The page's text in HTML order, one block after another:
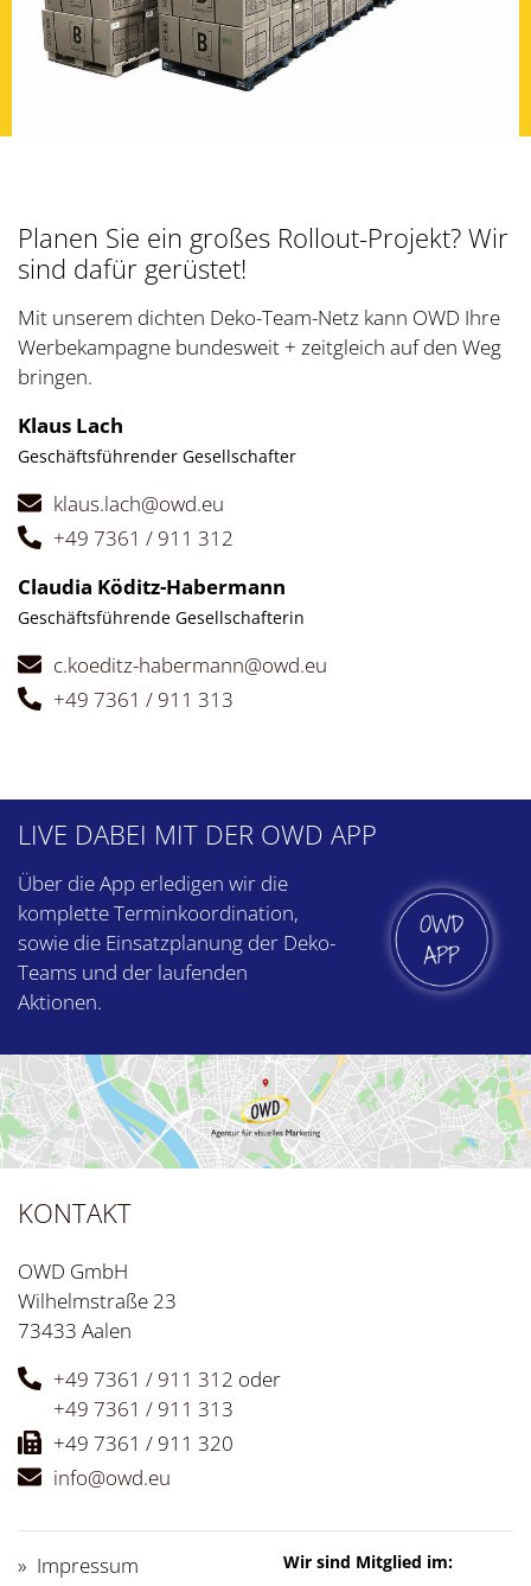
Planen Sie ein großes Rollout-Projekt? Wir
sind dafür gerüstet!
Mit unserem dichten Deko-Team-Netz kann OWD Ihre
Werbekampagne bundesweit + zeitgleich auf den Weg
bringen.
Klaus Lach
Geschäftsführender Gesellschafter
klaus.lach@owd.eu
+49 7361 / 911 312
Claudia Köditz-Habermann
Geschäftsführende Gesellschafterin
c.koeditz-habermann@owd.eu
+49 7361 / 911 313
LIVE DABEI MIT DER OWD APP
Über die App erledigen wir die
komplette Termin­koordination,
sowie die Einsatz­planung der Deko-
Teams und der laufenden
Aktionen.
KONTAKT
OWD GmbH
Wilhelmstraße 23
73433 Aalen
+49 7361 / 911 312 oder
+49 7361 / 911 313
+49 7361 / 911 320
info@owd.eu
Impressum
Wir sind Mitglied im: